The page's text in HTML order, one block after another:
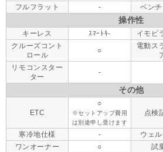
フルフラット - ベンチ
操作性
キーレス ｽﾏｰﾄｷ- イモビ
クルーズコント
ロール
○
電動ス
リモコンスター
ター
-
その他
ETC
○
※セットアップ費用
は別途申し受けます
点検
寒冷地仕様 - ウェ
ワンオーナー
○ 試